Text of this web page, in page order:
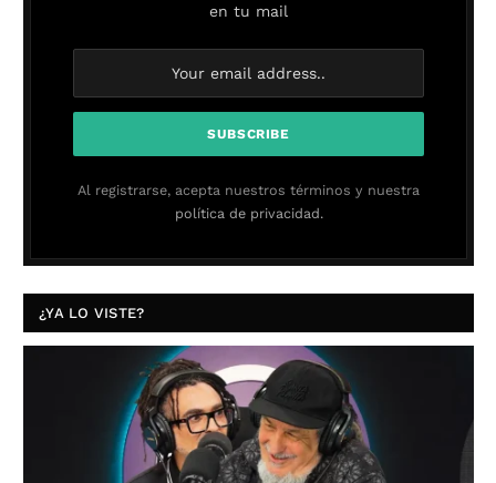
en tu mail
Al registrarse, acepta nuestros términos y nuestra
política de privacidad.
¿YA LO VISTE?